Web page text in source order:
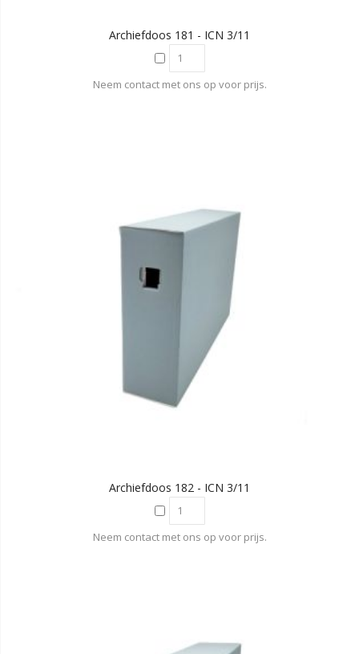
Archiefdoos 181 - ICN 3/11
Neem contact met ons op voor prijs.
Archiefdoos 182 - ICN 3/11
Neem contact met ons op voor prijs.